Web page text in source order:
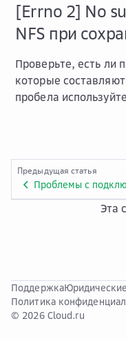
[Errno 2] No
NFS при
Проверьте, есть ли
которые
пробела
Предыдущая статья
Эта
Поддержка
Политика
© 2026 Cloud.ru